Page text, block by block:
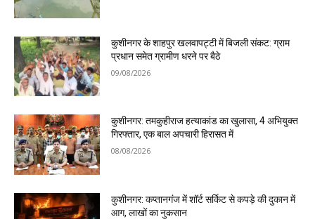
कुशीनगर के शाहपुर खलवापट्टी में बिजली संकट: ग्राम
प्रधान समेत ग्रामीण धरने पर बैठे
09/08/2026
कुशीनगर: तमकुहीराज हत्याकांड का खुलासा, 4 अभियुक्त
गिरफ्तार, एक बाल अपचारी हिरासत में
08/08/2026
कुशीनगर: कप्तानगंज में शॉर्ट सर्किट से कपड़े की दुकान में
आग, लाखों का नुकसान